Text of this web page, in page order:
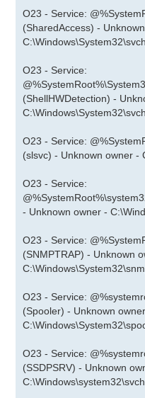
O23 - Service:
(SharedAccess) -
O23 - Service:
(ShellHWDetection) -
O23 - Service:
(slsvc) - Unknown owner -
O23 - Service:
- Unknown owner -
O23 - Service:
(SNMPTRAP) - Unknown
O23 - Service:
(Spooler) - Unknown
O23 - Service:
(SSDPSRV) - Unknown